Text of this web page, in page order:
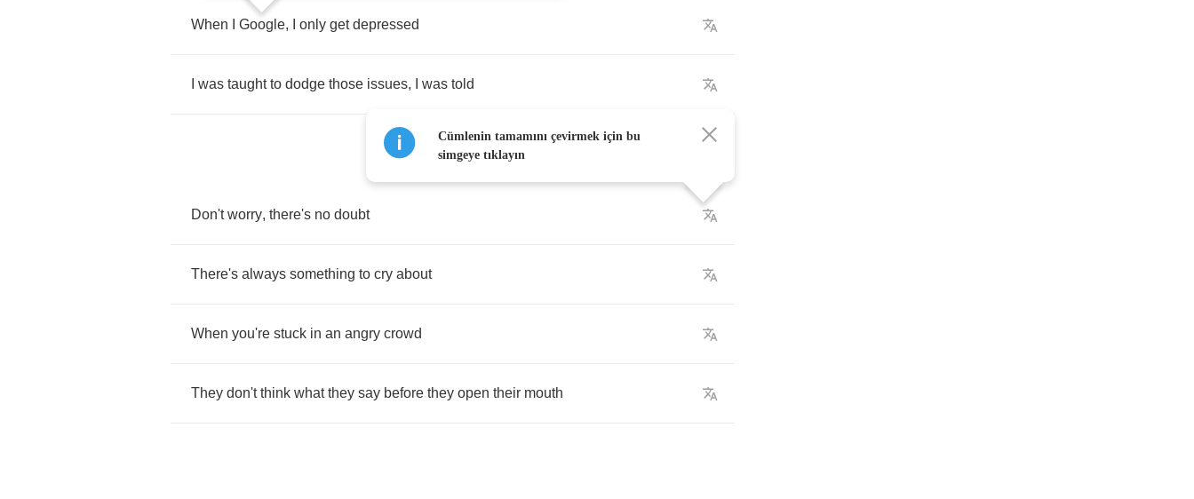
When Google, only get depressed
was taught to dodge those issues, was told
Don't worry, there's no doubt
There's always something to cry about
When you're stuck in an angry crowd
They don't think what they say before they open their mouth
Cümlenin tamamını çevirmek için bu
simgeye tıklayın